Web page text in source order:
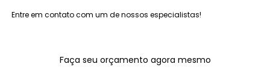
Entre em contato com um de nossos especialistas!
Faça seu orçamento agora mesmo